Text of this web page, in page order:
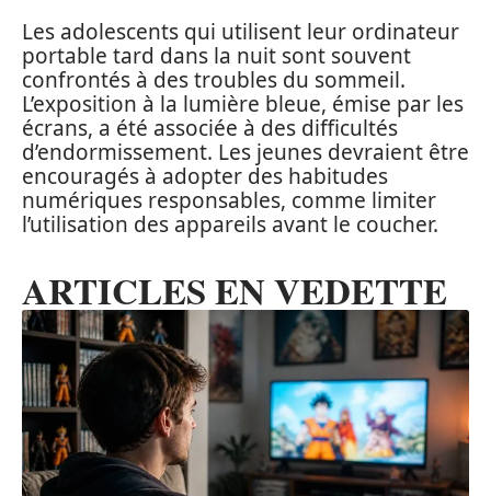
Les adolescents qui utilisent leur ordinateur
portable tard dans la nuit sont souvent
confrontés à des troubles du sommeil.
L’exposition à la lumière bleue, émise par les
écrans, a été associée à des difficultés
d’endormissement. Les jeunes devraient être
encouragés à adopter des habitudes
numériques responsables, comme limiter
l’utilisation des appareils avant le coucher.
ARTICLES EN VEDETTE